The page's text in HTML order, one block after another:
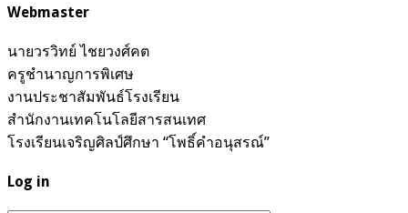
Webmaster
นายวรวิทย์ ไชยวงศ์คต
ครูชำนาญการพิเศษ
งานประชาสัมพันธ์โรงเรียน
สำนักงานเทคโนโลยีสารสนเทศ
โรงเรียนเจริญศิลป์ศึกษา “โพธิ์คำอนุสรณ์”
Log in